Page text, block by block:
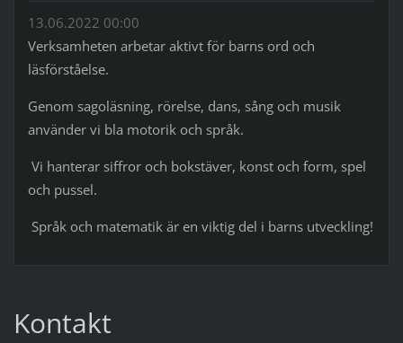
13.06.2022 00:00
Verksamheten arbetar aktivt för barns ord och
läsförståelse.
Genom sagoläsning, rörelse, dans, sång och musik
använder vi bla motorik och språk.
Vi hanterar siffror och bokstäver, konst och form, spel
och pussel.
Språk och matematik är en viktig del i barns utveckling!
Kontakt